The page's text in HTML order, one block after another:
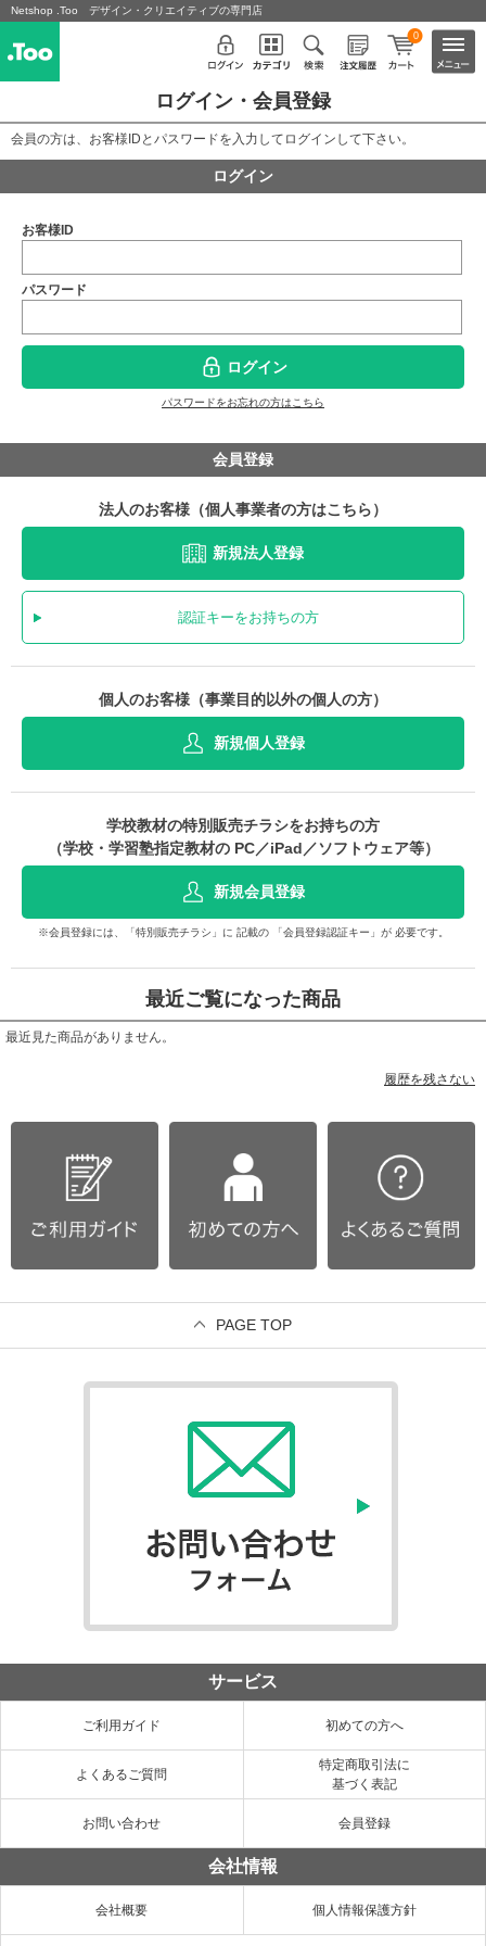
Netshop .Too デザイン・クリエイティブの専門店
0
ログイン・会員登録
会員の方は、お客様IDとパスワードを入力してログインして下さい。
ログイン
お客様ID
パスワード
ログイン
パスワードをお忘れの方はこちら
会員登録
法人のお客様（個人事業者の方はこちら）
新規法人登録
認証キーをお持ちの方
個人のお客様（事業目的以外の個人の方）
新規個人登録
学校教材の特別販売チラシをお持ちの方
（学校・学習塾指定教材の PC／iPad／ソフトウェア等）
新規会員登録
※会員登録には、「特別販売チラシ」に 記載の 「会員登録認証キー」が 必要です。
最近ご覧になった商品
最近見た商品がありません。
履歴を残さない
PAGE TOP
サービス
ご利用ガイド 初めての方へ
よくあるご質問
特定商取引法に
基づく表記
お問い合わせ 会員登録
会社情報
会社概要 個人情報保護方針